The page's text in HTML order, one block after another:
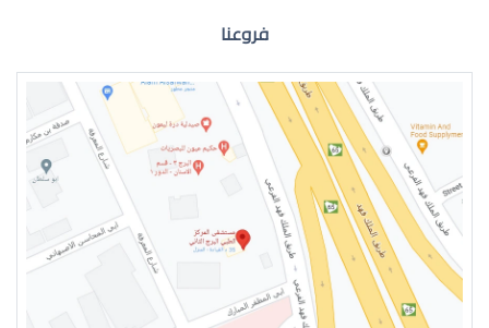
ضعف نظر في العين اليسرى
فروعنا